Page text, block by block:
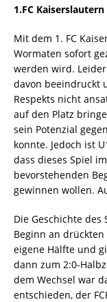
1.FC
Mit dem 1. FC
Wormaten sofort
werden wird.
davon beeindruckt
Respekts nicht
auf den Platz
sein Potenzial
konnte. Jedoch ist
dass dieses Spiel
bevorstehenden
gewinnen wollen.
Die Geschichte
Beginn an
eigene Hälfte und
dann zum 2:0-
dem Wechsel war
entschieden, der